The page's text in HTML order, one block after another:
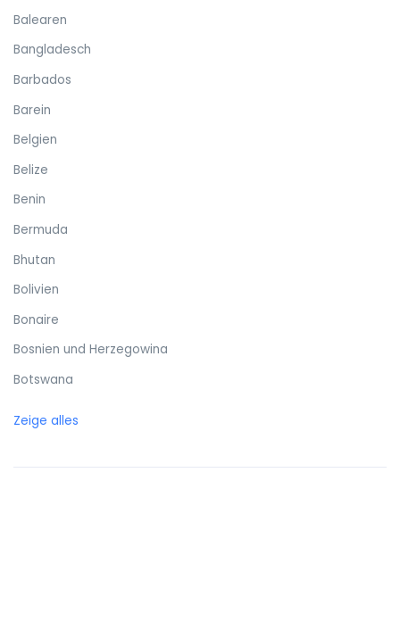
Balearen
Bangladesch
Barbados
Barein
Belgien
Belize
Benin
Bermuda
Bhutan
Bolivien
Bonaire
Bosnien und Herzegowina
Botswana
Brunei
Zeige alles